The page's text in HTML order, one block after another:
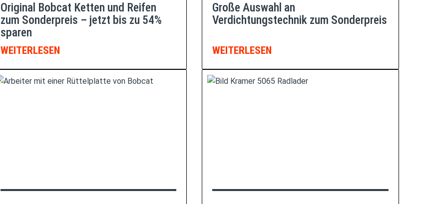
Original Bobcat Ketten und Reifen
zum Sonderpreis – jetzt bis zu 54%
sparen
WEITERLESEN
Große Auswahl an
Verdichtungstechnik zum Sonderpreis
WEITERLESEN